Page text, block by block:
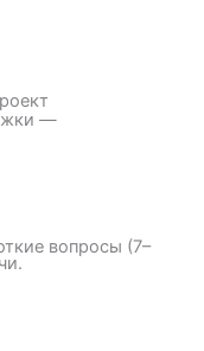
—
вопросы (7–